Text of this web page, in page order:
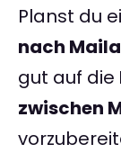
Planst du
nach
gut auf die
zwischen